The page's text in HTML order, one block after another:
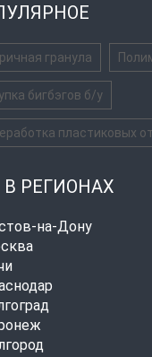
гранула
бигбэгов б/у
пластиковых
РЕГИОНАХ
на-Дону